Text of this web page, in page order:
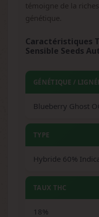
témoigne de la
génétique.
Caractéristiques
Sensible Seeds
GÉNÉTIQUE /
Blueberry Ghost
TYPE
Hybride 60%
TAUX THC
18%